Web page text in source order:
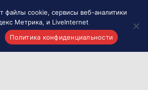
файлы cookie, сервисы веб-аналитики
Метрика, и LiveInternet
Политика конфиденциальности